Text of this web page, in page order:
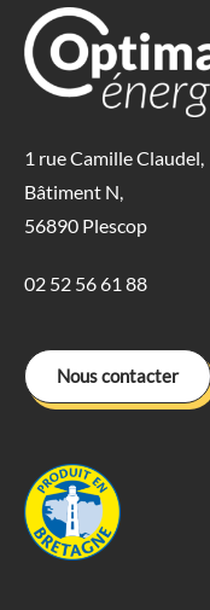
1 rue Camille Claudel,
Bâtiment N,
56890 Plescop
02 52 56 61 88
Nous contacter